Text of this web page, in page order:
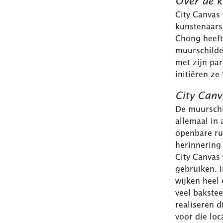
City
Chong
met zijn
initiëren ze
City
De
allemaal in
openbare
City
gebruiken.
wijken heel
veel
realiseren
voor die